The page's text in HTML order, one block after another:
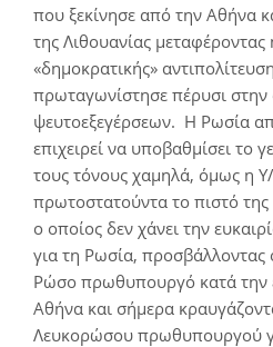
που ξεκίνησε από την Αθήνα
της Λιθουανίας μεταφέροντας
«δημοκρατικής»
πρωταγωνίστησε πέρυσι
ψευτοεξεγέρσεων. Η Ρωσία
επιχειρεί να υποβαθμίσει το
τους τόνους χαμηλά, όμως η Υ/
πρωτοστατούντα το πιστό
ο οποίος δεν χάνει την
για τη Ρωσία, προσβάλλοντας
Ρώσο πρωθυπουργό κατά την
Αθήνα και σήμερα
Λευκορώσου πρωθυπουργού